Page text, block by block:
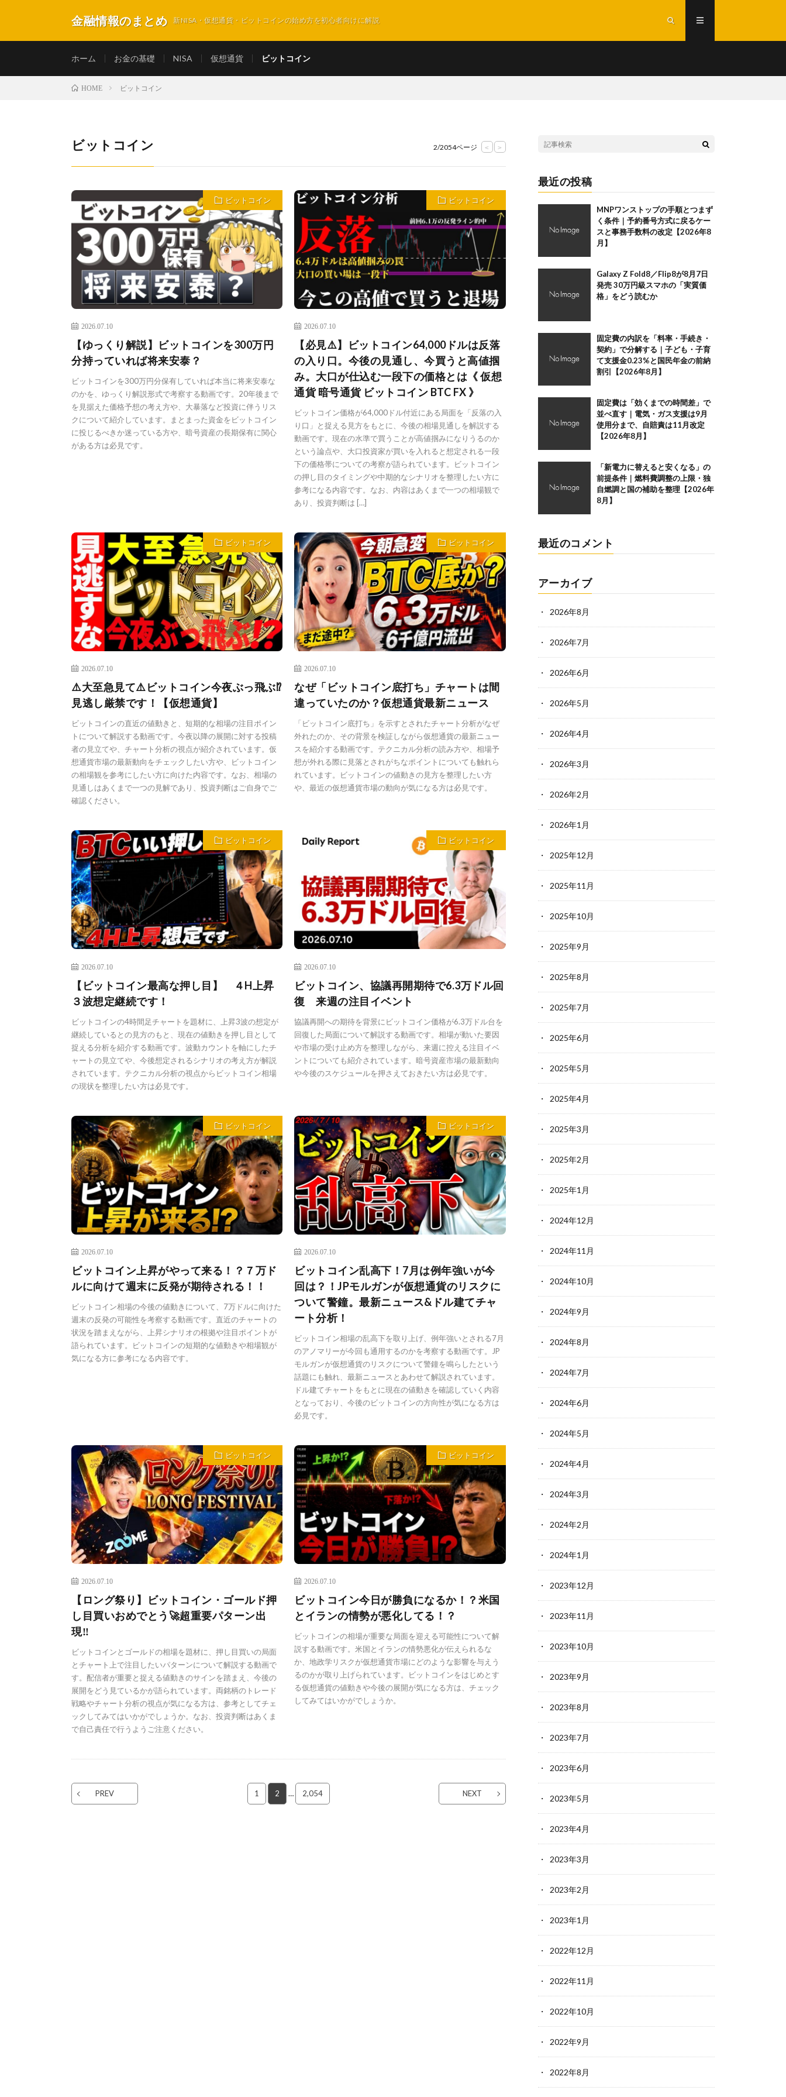
金融情報のまとめ 新NISA・仮想通貨・ビットコインの始め方を初心者向けに解説
ホーム お金の基礎 NISA 仮想通貨 ビットコイン
HOME ビットコイン
ビットコイン 2/2054ページ < >
ビットコイン
2026.07.10
【ゆっくり解説】ビットコインを300万円
分持っていれば将来安泰？
ビットコインを300万円分保有していれば本当に将来安泰な
のかを、ゆっくり解説形式で考察する動画です。20年後まで
を見据えた価格予想の考え方や、大暴落など投資に伴うリス
クについて紹介しています。まとまった資金をビットコイン
に投じるべきか迷っている方や、暗号資産の長期保有に関心
がある方は必見です。
ビットコイン
2026.07.10
【必見⚠️】ビットコイン64,000ドルは反落
の入り口。今後の見通し、今買うと高値掴
み。大口が仕込む一段下の価格とは《 仮想
通貨 暗号通貨 ビットコイン BTC FX 》
ビットコイン価格が64,000ドル付近にある局面を「反落の入
り口」と捉える見方をもとに、今後の相場見通しを解説する
動画です。現在の水準で買うことが高値掴みになりうるのか
という論点や、大口投資家が買いを入れると想定される一段
下の価格帯についての考察が語られています。ビットコイン
の押し目のタイミングや中期的なシナリオを整理したい方に
参考になる内容です。なお、内容はあくまで一つの相場観で
あり、投資判断は […]
ビットコイン
2026.07.10
⚠️大至急見て⚠️ビットコイン今夜ぶっ飛ぶ⁉
見逃し厳禁です！【仮想通貨】
ビットコインの直近の値動きと、短期的な相場の注目ポイン
トについて解説する動画です。今夜以降の展開に対する投稿
者の見立てや、チャート分析の視点が紹介されています。仮
想通貨市場の最新動向をチェックしたい方や、ビットコイン
の相場観を参考にしたい方に向けた内容です。なお、相場の
見通しはあくまで一つの見解であり、投資判断はご自身でご
確認ください。
ビットコイン
2026.07.10
なぜ「ビットコイン底打ち」チャートは間
違っていたのか？仮想通貨最新ニュース
「ビットコイン底打ち」を示すとされたチャート分析がなぜ
外れたのか、その背景を検証しながら仮想通貨の最新ニュー
スを紹介する動画です。テクニカル分析の読み方や、相場予
想が外れる際に見落とされがちなポイントについても触れら
れています。ビットコインの値動きの見方を整理したい方
や、最近の仮想通貨市場の動向が気になる方は必見です。
ビットコイン
2026.07.10
【ビットコイン最高な押し目】 ４H上昇
３波想定継続です！
ビットコインの4時間足チャートを題材に、上昇3波の想定が
継続しているとの見方のもと、現在の値動きを押し目として
捉える分析を紹介する動画です。波動カウントを軸にしたチ
ャートの見立てや、今後想定されるシナリオの考え方が解説
されています。テクニカル分析の視点からビットコイン相場
の現状を整理したい方は必見です。
ビットコイン
2026.07.10
ビットコイン、協議再開期待で6.3万ドル回
復 来週の注目イベント
協議再開への期待を背景にビットコイン価格が6.3万ドル台を
回復した局面について解説する動画です。相場が動いた要因
や市場の受け止め方を整理しながら、来週に控える注目イベ
ントについても紹介されています。暗号資産市場の最新動向
や今後のスケジュールを押さえておきたい方は必見です。
ビットコイン
2026.07.10
ビットコイン上昇がやって来る！？７万ド
ルに向けて週末に反発が期待される！！
ビットコイン相場の今後の値動きについて、7万ドルに向けた
週末の反発の可能性を考察する動画です。直近のチャートの
状況を踏まえながら、上昇シナリオの根拠や注目ポイントが
語られています。ビットコインの短期的な値動きや相場観が
気になる方に参考になる内容です。
ビットコイン
2026.07.10
ビットコイン乱高下！7月は例年強いが今
回は？！JPモルガンが仮想通貨のリスクに
ついて警鐘。最新ニュース&ドル建てチャ
ート分析！
ビットコイン相場の乱高下を取り上げ、例年強いとされる7月
のアノマリーが今回も通用するのかを考察する動画です。JP
モルガンが仮想通貨のリスクについて警鐘を鳴らしたという
話題にも触れ、最新ニュースとあわせて解説されています。
ドル建てチャートをもとに現在の値動きを確認していく内容
となっており、今後のビットコインの方向性が気になる方は
必見です。
ビットコイン
2026.07.10
【ロング祭り】ビットコイン・ゴールド押
し目買いおめでとう🚀超重要パターン出
現‼️
ビットコインとゴールドの相場を題材に、押し目買いの局面
とチャート上で注目したいパターンについて解説する動画で
す。配信者が重要と捉える値動きのサインを踏まえ、今後の
展開をどう見ているかが語られています。両銘柄のトレード
戦略やチャート分析の視点が気になる方は、参考としてチェ
ックしてみてはいかがでしょうか。なお、投資判断はあくま
で自己責任で行うようご注意ください。
ビットコイン
2026.07.10
ビットコイン今日が勝負になるか！？米国
とイランの情勢が悪化してる！？
ビットコインの相場が重要な局面を迎える可能性について解
説する動画です。米国とイランの情勢悪化が伝えられるな
か、地政学リスクが仮想通貨市場にどのような影響を与えう
るのかが取り上げられています。ビットコインをはじめとす
る仮想通貨の値動きや今後の展開が気になる方は、チェック
してみてはいかがでしょうか。
PREV 1 2 … 2,054 NEXT
最近の投稿
MNPワンストップの手順とつまず
く条件｜予約番号方式に戻るケー
スと事務手数料の改定【2026年8
月】
Galaxy Z Fold8／Flip8が8月7日
発売 30万円級スマホの「実質価
格」をどう読むか
固定費の内訳を「料率・手続き・
契約」で分解する｜子ども・子育
て支援金0.23%と国民年金の前納
割引【2026年8月】
固定費は「効くまでの時間差」で
並べ直す｜電気・ガス支援は9月
使用分まで、自賠責は11月改定
【2026年8月】
「新電力に替えると安くなる」の
前提条件｜燃料費調整の上限・独
自燃調と国の補助を整理【2026年
8月】
最近のコメント
アーカイブ
2026年8月
2026年7月
2026年6月
2026年5月
2026年4月
2026年3月
2026年2月
2026年1月
2025年12月
2025年11月
2025年10月
2025年9月
2025年8月
2025年7月
2025年6月
2025年5月
2025年4月
2025年3月
2025年2月
2025年1月
2024年12月
2024年11月
2024年10月
2024年9月
2024年8月
2024年7月
2024年6月
2024年5月
2024年4月
2024年3月
2024年2月
2024年1月
2023年12月
2023年11月
2023年10月
2023年9月
2023年8月
2023年7月
2023年6月
2023年5月
2023年4月
2023年3月
2023年2月
2023年1月
2022年12月
2022年11月
2022年10月
2022年9月
2022年8月